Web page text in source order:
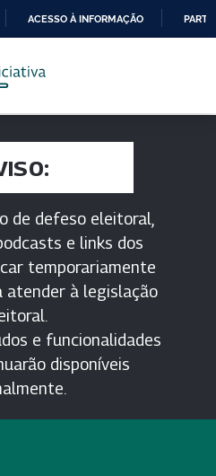
PARA
CONTEÚDO
ACESSO À INFORMAÇÃO
de defeso eleitoral,
e links dos
temporariamente
atender à legislação
e funcionalidades
disponíveis